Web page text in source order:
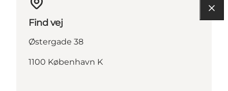
Find vej
Østergade 38
1100 København K